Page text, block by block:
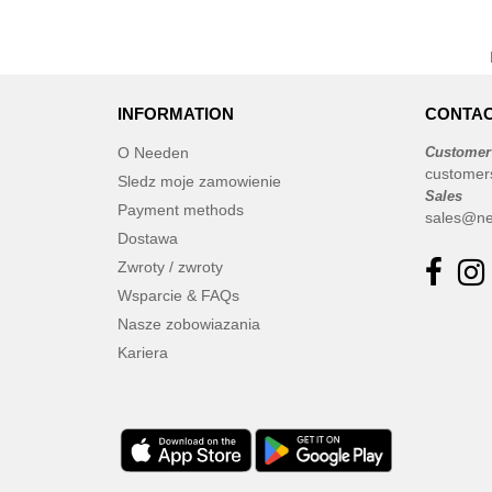
INFORMATION
O Needen
Sledz moje zamowienie
Payment methods
Dostawa
Zwroty / zwroty
Wsparcie & FAQs
Nasze zobowiazania
Kariera
Sales